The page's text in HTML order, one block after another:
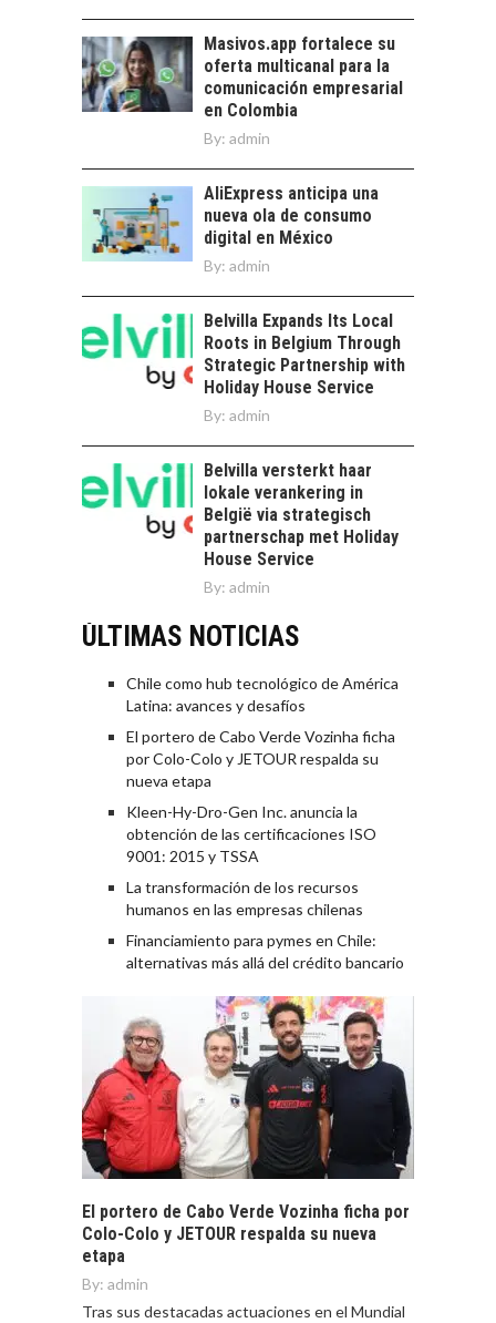
servicios digitales en
Chile:…
Masivos.app fortalece su
oferta multicanal para la
comunicación empresarial
en Colombia
By: admin
AliExpress anticipa una
nueva ola de consumo
digital en México
By: admin
Belvilla Expands Its Local
Roots in Belgium Through
Strategic Partnership with
Holiday House Service
By: admin
Belvilla versterkt haar
lokale verankering in
België via strategisch
partnerschap met Holiday
House Service
By: admin
ÚLTIMAS NOTICIAS
Chile como hub tecnológico de América
Latina: avances y desafíos
El portero de Cabo Verde Vozinha ficha
por Colo-Colo y JETOUR respalda su
nueva etapa
Kleen-Hy-Dro-Gen Inc. anuncia la
obtención de las certificaciones ISO
9001: 2015 y TSSA
La transformación de los recursos
humanos en las empresas chilenas
Financiamiento para pymes en Chile:
alternativas más allá del crédito bancario
El portero de Cabo Verde Vozinha ficha por
Colo-Colo y JETOUR respalda su nueva
etapa
By: admin
Tras sus destacadas actuaciones en el Mundial